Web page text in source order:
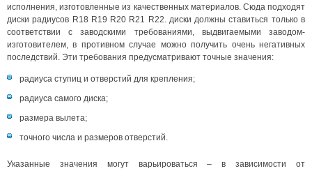
исполнения, изготовленные из качественных материалов. Сюда подходят
диски радиусов R18 R19 R20 R21 R22. диски должны ставиться только в
соответствии с заводскими требованиями, выдвигаемыми заводом-
изготовителем, в противном случае можно получить очень негативных
последствий. Эти требования предусматривают точные значения:
радиуса ступиц и отверстий для крепления;
радиуса самого диска;
размера вылета;
точного числа и размеров отверстий.
Указанные значения могут варьироваться – в зависимости от